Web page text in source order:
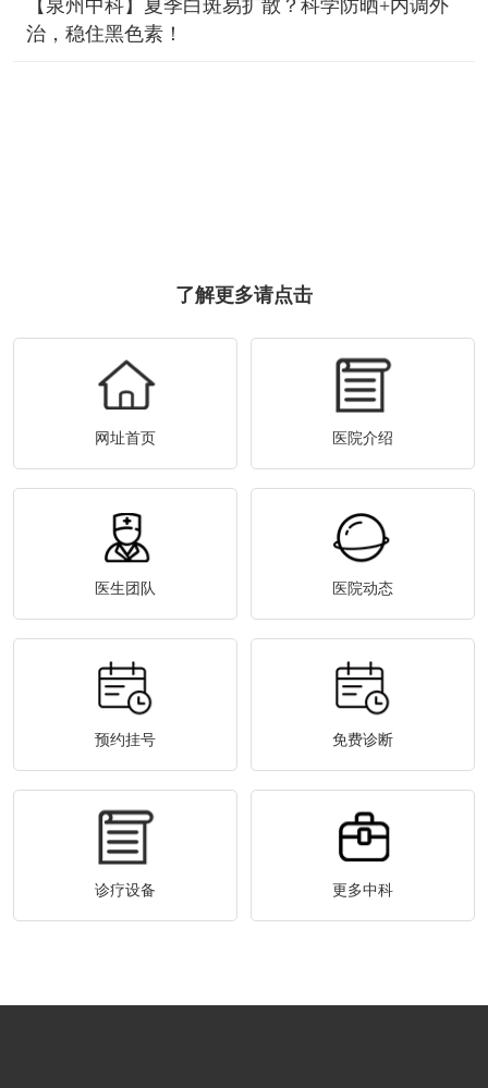
【泉州中科】夏季白斑易扩散？科学防晒+内调外
治，稳住黑色素！
了解更多请点击
网址首页 医院介绍
医生团队 医院动态
预约挂号 免费诊断
诊疗设备 更多中科